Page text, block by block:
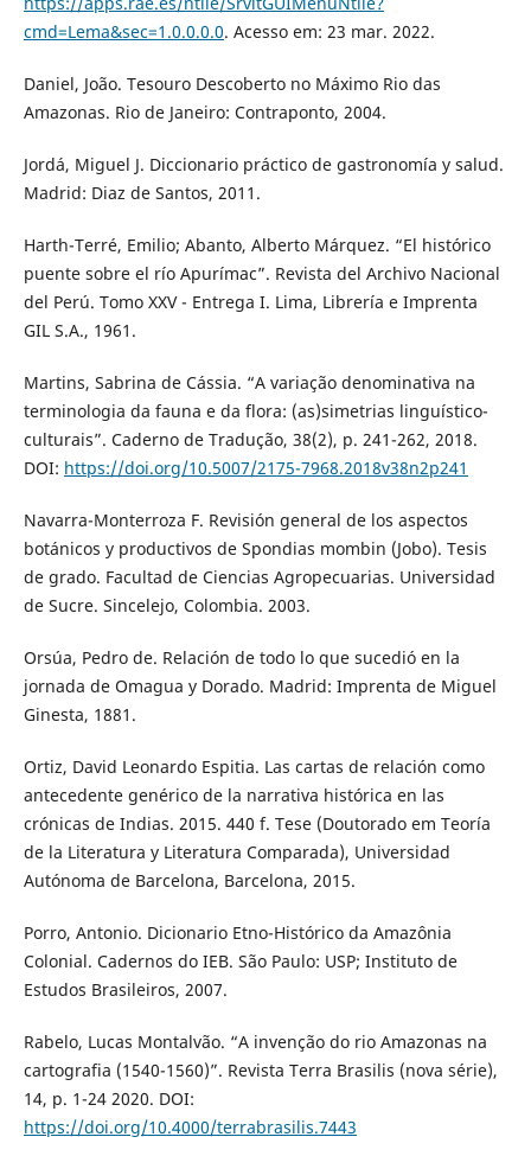
cmd=Lema&sec=1.0.0.0.0. Acesso em: 23 mar. 2022.
Daniel, João. Tesouro Descoberto no Máximo Rio das
Amazonas. Rio de Janeiro: Contraponto, 2004.
Jordá, Miguel J. Diccionario práctico de gastronomía y salud.
Madrid: Diaz de Santos, 2011.
Harth-Terré, Emilio; Abanto, Alberto Márquez. “El histórico
puente sobre el río Apurímac”. Revista del Archivo Nacional
del Perú. Tomo XXV - Entrega I. Lima, Librería e Imprenta
GIL S.A., 1961.
Martins, Sabrina de Cássia. “A variação denominativa na
terminologia da fauna e da flora: (as)simetrias linguístico-
culturais”. Caderno de Tradução, 38(2), p. 241-262, 2018.
DOI: https://doi.org/10.5007/2175-7968.2018v38n2p241
Navarra-Monterroza F. Revisión general de los aspectos
botánicos y productivos de Spondias mombin (Jobo). Tesis
de grado. Facultad de Ciencias Agropecuarias. Universidad
de Sucre. Sincelejo, Colombia. 2003.
Orsúa, Pedro de. Relación de todo lo que sucedió en la
jornada de Omagua y Dorado. Madrid: Imprenta de Miguel
Ginesta, 1881.
Ortiz, David Leonardo Espitia. Las cartas de relación como
antecedente genérico de la narrativa histórica en las
crónicas de Indias. 2015. 440 f. Tese (Doutorado em Teoría
de la Literatura y Literatura Comparada), Universidad
Autónoma de Barcelona, Barcelona, 2015.
Porro, Antonio. Dicionario Etno-Histórico da Amazônia
Colonial. Cadernos do IEB. São Paulo: USP; Instituto de
Estudos Brasileiros, 2007.
Rabelo, Lucas Montalvão. “A invenção do rio Amazonas na
cartografia (1540-1560)”. Revista Terra Brasilis (nova série),
14, p. 1-24 2020. DOI:
https://doi.org/10.4000/terrabrasilis.7443